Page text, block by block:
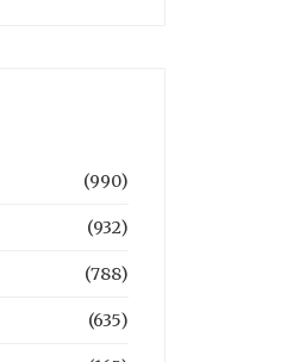
(990)
(932)
(788)
(635)